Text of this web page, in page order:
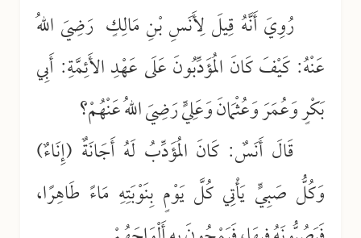
رُوِيَ أَنَّهُ قِيلَ لِأَنَسِ بْنِ مَالِكٍ رَضِيَ اللهُ
عَنْهُ: كَيْفَ كَانَ المُؤَدِّبُونَ عَلَى عَهْدِ الأَئِمَّةِ: أَبِي
بَكْرٍ وَعُمَرَ وَعُثْمَانَ وَعَلِيٍّ رَضِيَ اللهُ عَنْهُمْ؟
قَالَ أَنَسٌ: كَانَ المُؤَدِّبُ لَهُ أَجَانَةٌ (إِنَاءٌ)
وَكُلُّ صَبِيٍّ يَأْتِي كُلَّ يَوْمٍ بِنَوْبَتِهِ مَاءً طَاهِرًا،